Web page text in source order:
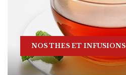
NOS THES ET INFUSIONS